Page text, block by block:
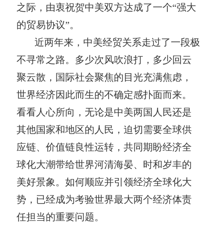
之际，由衷祝贺中美双方达成了一个“强大
的贸易协议”。
近两年来，中美经贸关系走过了一段极
不寻常之路。多少次风吹浪打，多少回云
聚云散，国际社会聚焦的目光充满焦虑，
世界经济因此而生的不确定感扑面而来。
看看人心所向，无论是中美两国人民还是
其他国家和地区的人民，迫切需要全球供
应链、价值链良性运转，共同期盼经济全
球化大潮带给世界河清海晏、时和岁丰的
美好景象。如何顺应并引领经济全球化大
势，已经成为考验世界最大两个经济体责
任担当的重要问题。